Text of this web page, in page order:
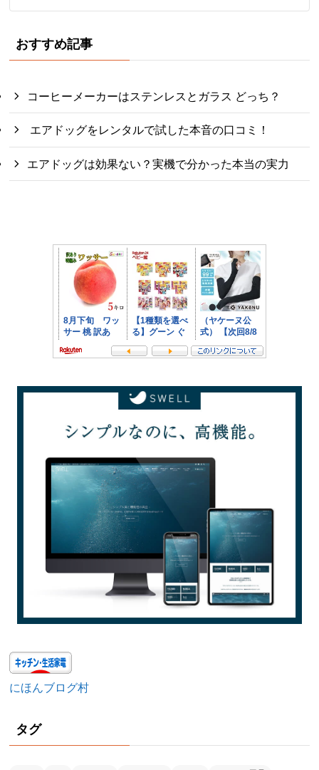
おすすめ記事
コーヒーメーカーはステンレスとガラス どっち？
エアドッグをレンタルで試した本音の口コミ！
エアドッグは効果ない？実機で分かった本当の実力